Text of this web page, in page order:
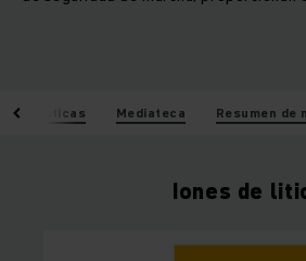
Mediateca Resumen de
Iones de